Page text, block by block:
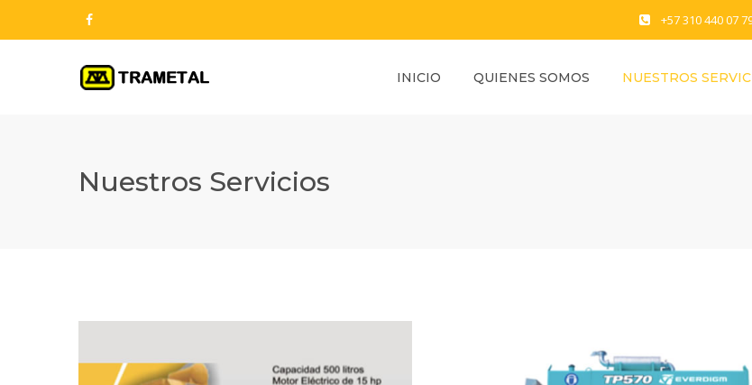
+57 310 440 07
INICIO QUIENES SOMOS NUESTROS
Nuestros Servicios